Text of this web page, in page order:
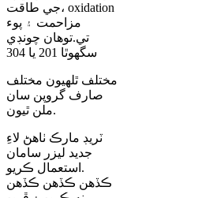
جي طاقت، oxidation
مزاحمت ۽ پوء
تي.توھان چونڊي
سگھوٿا 201 يا 304
مختلف ٿلهيون مختلف
صارف گروپن سان
ملن ٿيون.
ٽريڊ مارڪ ٺاهڻ لاءِ
جديد ليزر سامان
استعمال ڪريو.
ڪڏھن ڪڏھن ڪڏھن